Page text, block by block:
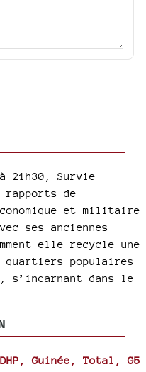
21h30, Survie
de
et militaire
ses anciennes
elle recycle une
quartiers populaires
s’incarnant dans le
Guinée, Total, G5